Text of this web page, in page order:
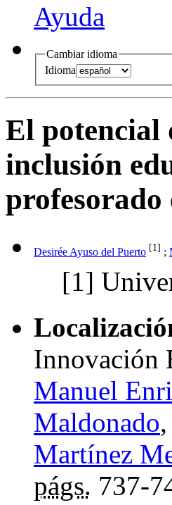
Ayuda
Cambiar idioma
Idioma
El potencial
inclusión
Desirée Ayuso del Puerto [1] ;
[1]
Innovación
Manuel
Maldonado,
Martínez
págs. 737-